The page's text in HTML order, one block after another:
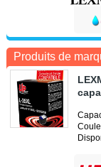
Produits de